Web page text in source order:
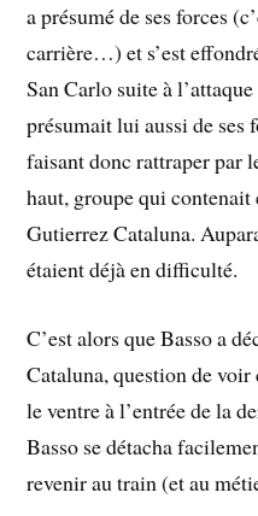
a présumé de ses forces
carrière…) et s’est
San Carlo suite à
présumait lui aussi de ses
faisant donc rattraper par
haut, groupe qui contenait
Gutierrez Cataluna.
étaient déjà en difficulté.
C’est alors que Basso a
Cataluna, question de voir
le ventre à l’entrée de la
Basso se détacha
revenir au train (et au